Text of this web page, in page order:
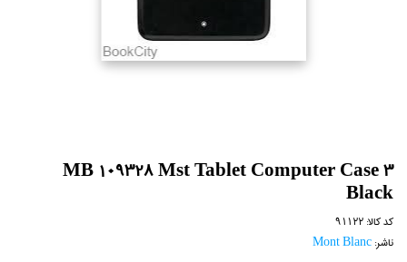
MB 109328 Mst Tablet Computer Case 3
Black
کد کالا:91122
ناشر:Mont Blanc